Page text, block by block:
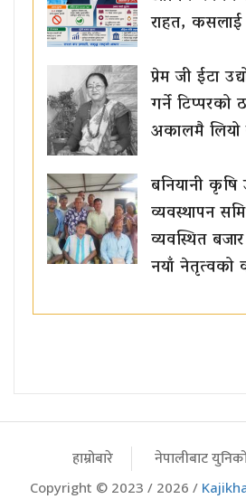
राहत,
प्रेम जी ईटा
गर्ने
अकालमै लियो
बनियानी
व्यवस्थापन
व्यवस्थित
नयाँ नेतृत्वको
हाम्रोबारे नेपालीबाट
Copyright © 2023 / 2026 /